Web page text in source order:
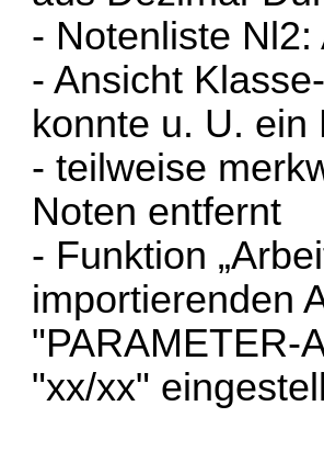
- Notenliste
- Ansicht
konnte u. U. ein
- teilweise
Noten entfernt
- Funktion
importierenden
"PARAMETER-
"xx/xx"